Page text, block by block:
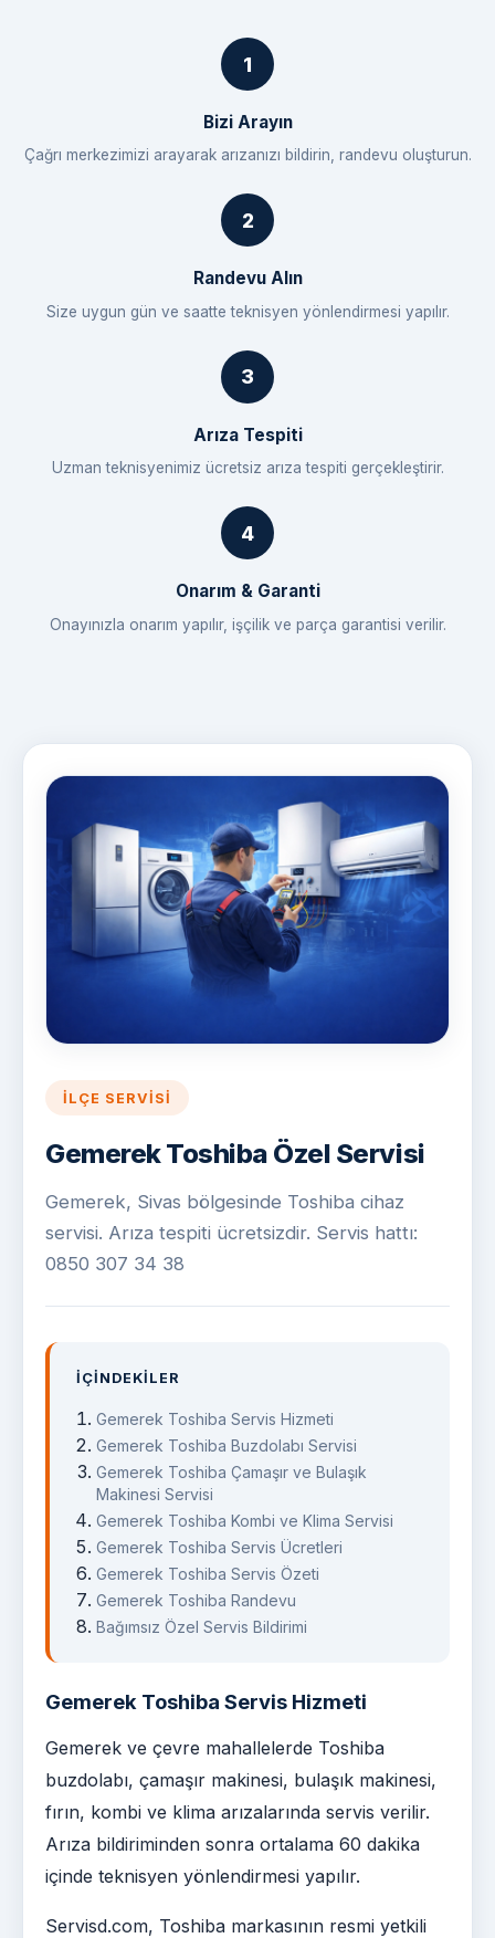
Bizi Arayın
Çağrı merkezimizi arayarak arızanızı bildirin, randevu oluşturun.
Randevu Alın
Size uygun gün ve saatte teknisyen yönlendirmesi yapılır.
Arıza Tespiti
Uzman teknisyenimiz ücretsiz arıza tespiti gerçekleştirir.
Onarım & Garanti
Onayınızla onarım yapılır, işçilik ve parça garantisi verilir.
İLÇE SERVISI
Gemerek Toshiba Özel Servisi
Gemerek, Sivas bölgesinde Toshiba cihaz
servisi. Arıza tespiti ücretsizdir. Servis hattı:
0850 307 34 38
İÇINDEKILER
Gemerek Toshiba Servis Hizmeti
Gemerek Toshiba Buzdolabı Servisi
Gemerek Toshiba Çamaşır ve Bulaşık
Makinesi Servisi
Gemerek Toshiba Kombi ve Klima Servisi
Gemerek Toshiba Servis Ücretleri
Gemerek Toshiba Servis Özeti
Gemerek Toshiba Randevu
Bağımsız Özel Servis Bildirimi
Gemerek Toshiba Servis Hizmeti
Gemerek ve çevre mahallelerde Toshiba
buzdolabı, çamaşır makinesi, bulaşık makinesi,
fırın, kombi ve klima arızalarında servis verilir.
Arıza bildiriminden sonra ortalama 60 dakika
içinde teknisyen yönlendirmesi yapılır.
Servisd.com, Toshiba markasının resmi yetkili